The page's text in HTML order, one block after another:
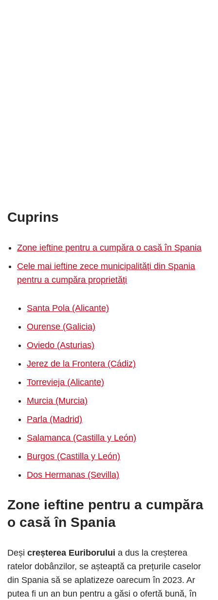
Cuprins
Zone ieftine pentru a cumpăra o casă în Spania
Cele mai ieftine zece municipalități din Spania
pentru a cumpăra proprietăți
Santa Pola (Alicante)
Ourense (Galicia)
Oviedo (Asturias)
Jerez de la Frontera (Cádiz)
Torrevieja (Alicante)
Murcia (Murcia)
Parla (Madrid)
Salamanca (Castilla y León)
Burgos (Castilla y León)
Dos Hermanas (Sevilla)
Zone ieftine pentru a cumpăra
o casă în Spania
Deși creșterea Euriborului a dus la creșterea
ratelor dobânzilor, se așteaptă ca prețurile caselor
din Spania să se aplatizeze oarecum în 2023. Ar
putea fi un an bun pentru a găsi o ofertă bună, în